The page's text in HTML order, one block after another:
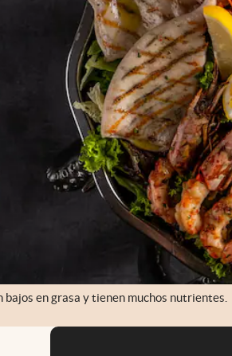
bajos en grasa y tienen muchos nutrientes.